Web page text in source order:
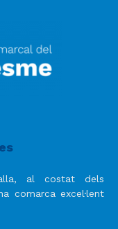
al costat dels
comarca excel·lent